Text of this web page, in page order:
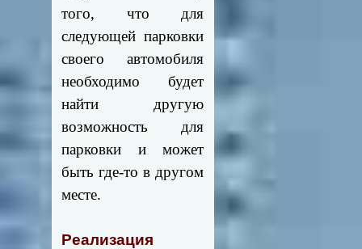
того, что для
следующей парковки
своего автомобиля
необходимо будет
найти другую
возможность для
парковки и может
быть где-то в другом
месте.
Реализация